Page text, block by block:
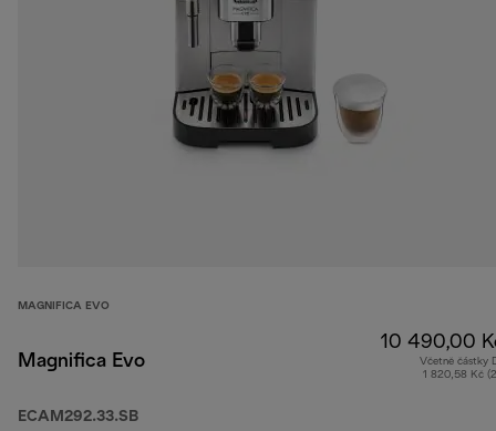
MAGNIFICA EVO
Magnifica Evo
ECAM292.33.SB
10 490,00
Včetně částky
1 820,58 Kč